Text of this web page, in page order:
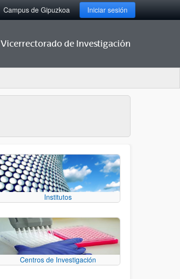
Campus de Gipuzkoa Iniciar sesión
Vicerrectorado de Investigación
Institutos
Centros de Investigación